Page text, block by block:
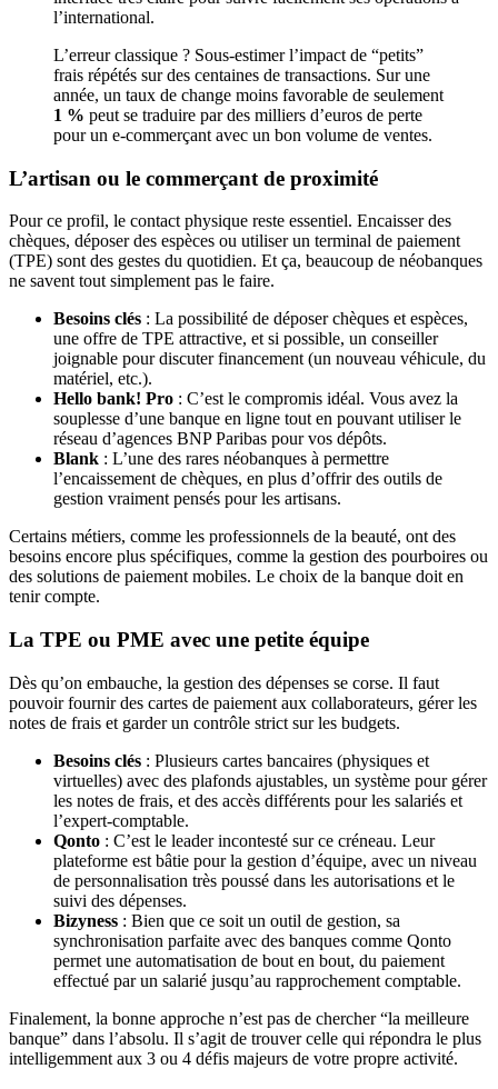
l’international.
L’erreur classique ? Sous-estimer l’impact de “petits”
frais répétés sur des centaines de transactions. Sur une
année, un taux de change moins favorable de seulement
1 % peut se traduire par des milliers d’euros de perte
pour un e-commerçant avec un bon volume de ventes.
L’artisan ou le commerçant de proximité
Pour ce profil, le contact physique reste essentiel. Encaisser des
chèques, déposer des espèces ou utiliser un terminal de paiement
(TPE) sont des gestes du quotidien. Et ça, beaucoup de néobanques
ne savent tout simplement pas le faire.
Besoins clés : La possibilité de déposer chèques et espèces,
une offre de TPE attractive, et si possible, un conseiller
joignable pour discuter financement (un nouveau véhicule, du
matériel, etc.).
Hello bank! Pro : C’est le compromis idéal. Vous avez la
souplesse d’une banque en ligne tout en pouvant utiliser le
réseau d’agences BNP Paribas pour vos dépôts.
Blank : L’une des rares néobanques à permettre
l’encaissement de chèques, en plus d’offrir des outils de
gestion vraiment pensés pour les artisans.
Certains métiers, comme les professionnels de la beauté, ont des
besoins encore plus spécifiques, comme la gestion des pourboires ou
des solutions de paiement mobiles. Le choix de la banque doit en
tenir compte.
La TPE ou PME avec une petite équipe
Dès qu’on embauche, la gestion des dépenses se corse. Il faut
pouvoir fournir des cartes de paiement aux collaborateurs, gérer les
notes de frais et garder un contrôle strict sur les budgets.
Besoins clés : Plusieurs cartes bancaires (physiques et
virtuelles) avec des plafonds ajustables, un système pour gérer
les notes de frais, et des accès différents pour les salariés et
l’expert-comptable.
Qonto : C’est le leader incontesté sur ce créneau. Leur
plateforme est bâtie pour la gestion d’équipe, avec un niveau
de personnalisation très poussé dans les autorisations et le
suivi des dépenses.
Bizyness : Bien que ce soit un outil de gestion, sa
synchronisation parfaite avec des banques comme Qonto
permet une automatisation de bout en bout, du paiement
effectué par un salarié jusqu’au rapprochement comptable.
Finalement, la bonne approche n’est pas de chercher “la meilleure
banque” dans l’absolu. Il s’agit de trouver celle qui répondra le plus
intelligemment aux 3 ou 4 défis majeurs de votre propre activité.